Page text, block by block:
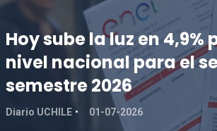
Hoy sube la luz en 4,9%
nivel nacional para el
semestre 2026
Diario UCHILE 01-07-2026